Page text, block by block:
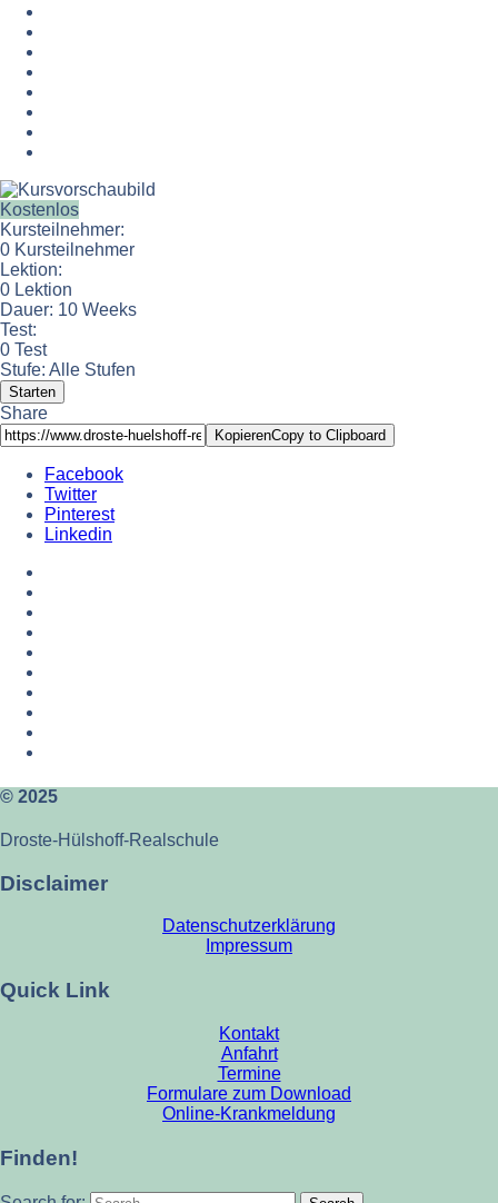
Kostenlos
Kursteilnehmer:
0 Kursteilnehmer
Lektion:
0 Lektion
Dauer: 10 Weeks
Test:
0 Test
Stufe: Alle Stufen
Starten
Share
KopierenCopy to Clipboard
Facebook
Twitter
Pinterest
Linkedin
© 2025
Droste-Hülshoff-Realschule
Disclaimer
Datenschutzerklärung
Impressum
Quick Link
Kontakt
Anfahrt
Termine
Formulare zum Download
Online-Krankmeldung
Finden!